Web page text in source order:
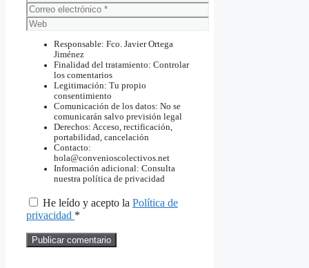
Correo
electrónico
Web
Responsable: Fco. Javier Ortega
Jiménez
Finalidad del tratamiento: Controlar
los comentarios
Legitimación: Tu propio
consentimiento
Comunicación de los datos: No se
comunicarán salvo previsión legal
Derechos: Acceso, rectificación,
portabilidad, cancelación
Contacto:
hola@convenioscolectivos.net
Información adicional: Consulta
nuestra política de privacidad
He leído y acepto la Política de
privacidad *